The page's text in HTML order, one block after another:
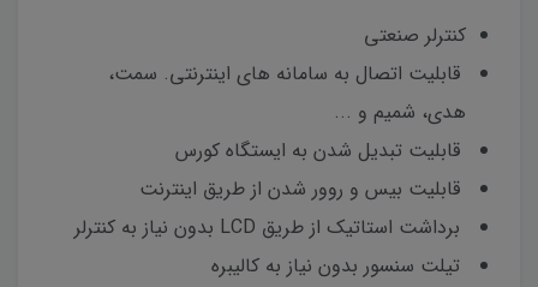
کنترلر صنعتی
قابلیت اتصال به سامانه های اینترنتی. سمت،
هدی، شمیم و ...
قابلیت تبدیل شدن به ایستگاه کورس
قابلیت بیس و روور شدن از طریق اینترنت
برداشت استاتیک از طریق LCD بدون نیاز به کنترلر
تیلت سنسور بدون نیاز به کالیبره